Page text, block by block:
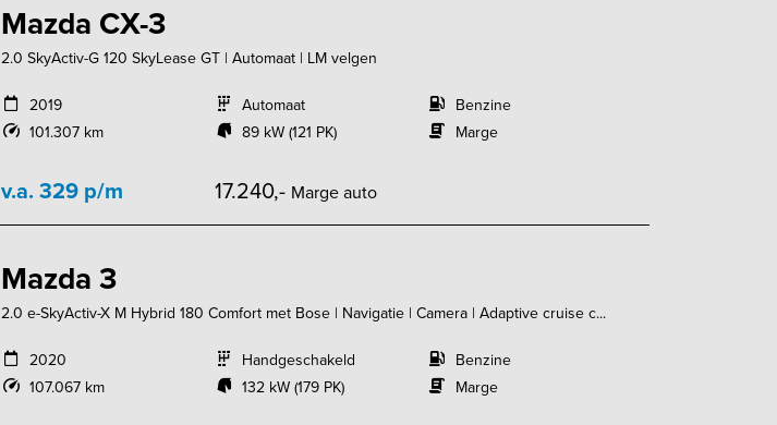
Mazda CX-3
2.0 SkyActiv-G 120 SkyLease GT | Automaat | LM velgen
2019
101.307 km
Automaat
89 kW (121 PK)
Benzine
Marge
v.a. 329 p/m 17.240,- Marge auto
Mazda 3
2.0 e-SkyActiv-X M Hybrid 180 Comfort met Bose | Navigatie | Camera | Adaptive cruise c...
2020
107.067 km
Handgeschakeld
132 kW (179 PK)
Benzine
Marge